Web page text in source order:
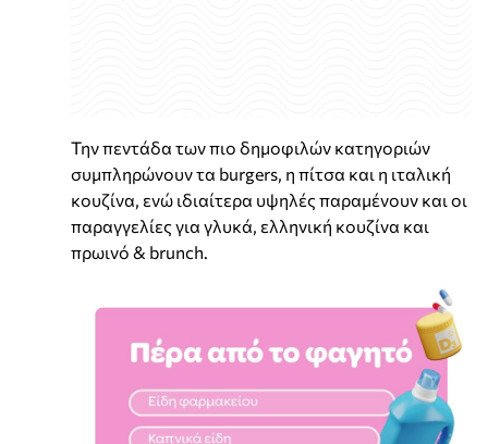
Την πεντάδα των πιο δημοφιλών κατηγοριών
συμπληρώνουν τα burgers, η πίτσα και η ιταλική
κουζίνα, ενώ ιδιαίτερα υψηλές παραμένουν και οι
παραγγελίες για γλυκά, ελληνική κουζίνα και
πρωινό & brunch.